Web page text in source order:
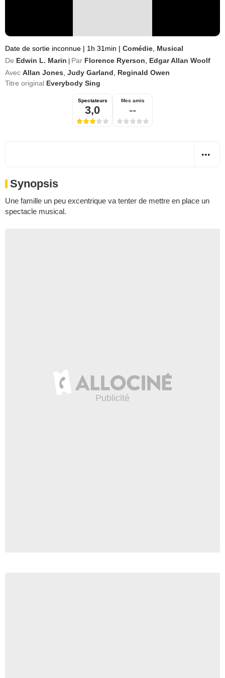
Date de sortie inconnue | 1h 31min | Comédie Musical
De Edwin L. Marin Par Florence Ryerson
Edgar Allan Woolf
Avec Allan Jones Judy Garland
Reginald Owen
Titre original Everybody Sing
Spectateurs
3,0
Mes amis
--
Synopsis
Une famille un peu excentrique va tenter de mettre en place un
spectacle musical.